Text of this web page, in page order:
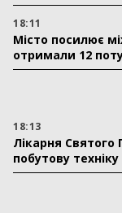
18:11
Місто посилює
отримали 12
18:13
Лікарня
побутову